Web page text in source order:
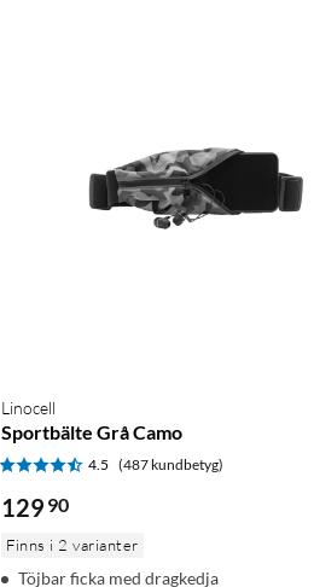
Linocell
Sportbälte Grå Camo
4.5 (487 kundbetyg)
129 90
Finns i 2 varianter
Töjbar ficka med dragkedja